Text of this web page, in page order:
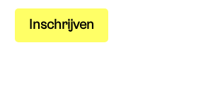
Inschrijven